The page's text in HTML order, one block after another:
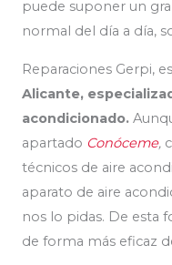
puede suponer un
normal del día a día,
Reparaciones Gerpi,
Alicante,
acondicionado.
apartado Conóceme,
técnicos de aire
aparato de aire
nos lo pidas. De esta
de forma más eficaz